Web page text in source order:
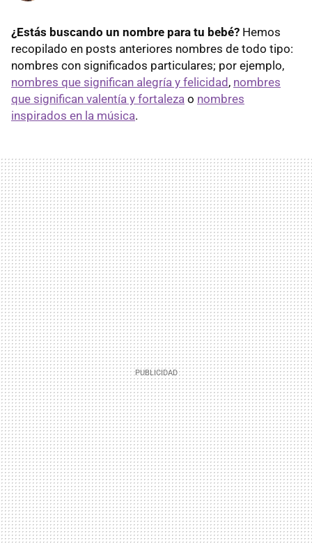
¿Estás buscando un nombre para tu bebé? Hemos
recopilado en posts anteriores nombres de todo tipo:
nombres con significados particulares; por ejemplo,
nombres que significan alegría y felicidad, nombres
que significan valentía y fortaleza o nombres
inspirados en la música.